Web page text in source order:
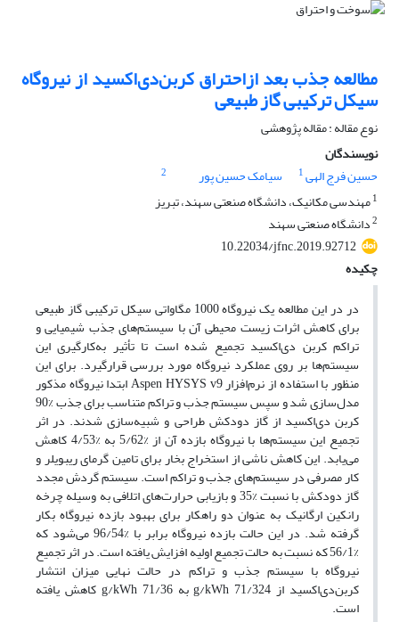
مطالعه جذب بعد ازاحتراق کربن‌دی‌اکسید از نیروگاه
سیکل ترکیبی گاز طبیعی
نوع مقاله : مقاله پژوهشی
نویسندگان
حسین فرج الهی1 سیامک حسین پور
2
1مهندسی مکانیک، دانشگاه صنعتی سهند، تبریز
2دانشگاه صنعتی سهند
10.22034/jfnc.2019.92712
چکیده
در در این مطالعه یک نیروگاه 1000 مگاواتی سیکل ترکیبی گاز طبیعی
برای کاهش اثرات زیست محیطی آن با سیستم‌های جذب شیمیایی و
تراکم کربن دی‌اکسید تجمیع شده است تا تأثیر به‌کارگیری این
سیستم‌ها بر روی عملکرد نیروگاه مورد بررسی قرار‌گیرد. برای این
منظور با استفاده از نرم‌افزار Aspen HYSYS v9 ابتدا نیروگاه مذکور
مدل‌سازی شد و سپس سیستم جذب و تراکم متناسب برای جذب %90
کربن دی‌اکسید از گاز دودکش طراحی و شبیه‌سازی شدند. در اثر
تجمیع این سیستم‌ها با نیروگاه بازده آن از %5/62 به %4/53 کاهش
می‌یابد. این کاهش ناشی از استخراج بخار برای تامین گرمای ریبویلر و
کار مصرفی در سیستم‌های جذب و تراکم است. سیستم گردش مجدد
گاز دودکش با نسبت %35 و بازیابی حرارت‌های اتلافی به وسیله چرخه
رانکین ارگانیک به عنوان دو راهکار برای بهبود بازده نیروگاه بکار
گرفته شد. در این حالت بازده نیروگاه برابر با %96/54 می‌شود که
%56/1 که نسبت به حالت تجمیع اولیه افزایش یافته است. در اثر تجمیع
نیروگاه با سیستم جذب و تراکم در حالت نهایی میزان انتشار
کربن‌دی‌اکسید از g/kWh 71/324 به g/kWh 71/36 کاهش یافته
است.